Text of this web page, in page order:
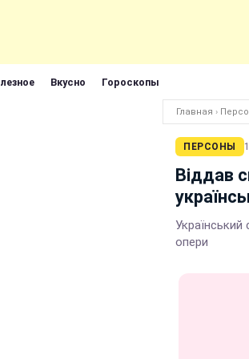
Вкусно Гороскопы
Главная ›
ПЕРСОНЫ
Віддав
Український
опери